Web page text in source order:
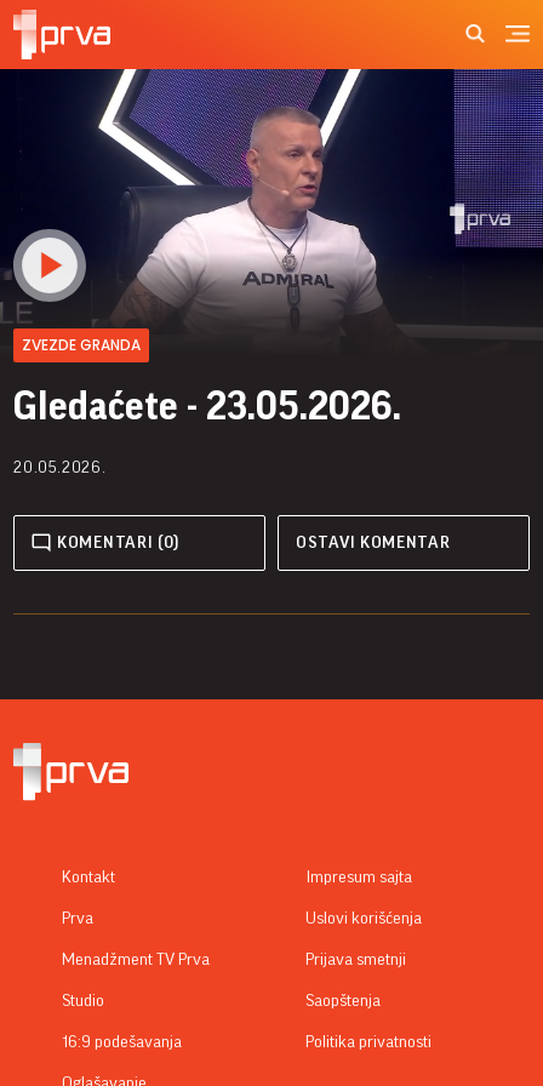
ZVEZDE GRANDA
Gledaćete - 23.05.2026.
20.05.2026.
KOMENTARI (0) OSTAVI KOMENTAR
Kontakt
Prva
Menadžment TV Prva
Studio
16:9 podešavanja
Impresum sajta
Uslovi korišćenja
Prijava smetnji
Saopštenja
Politika privatnosti